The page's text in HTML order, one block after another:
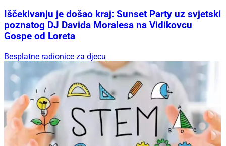
Iščekivanju je došao kraj: Sunset Party uz svjetski
poznatog DJ Davida Moralesa na Vidikovcu
Gospe od Loreta
Besplatne radionice za djecu